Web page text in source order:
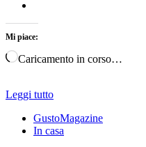
Mi piace:
Caricamento in corso…
Leggi tutto
GustoMagazine
In casa